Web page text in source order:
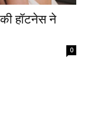
हॉटनेस ने
0